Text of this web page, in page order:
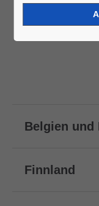
Zögern Sie nicht,
zu vereinbaren,
Belgien und
Finnland